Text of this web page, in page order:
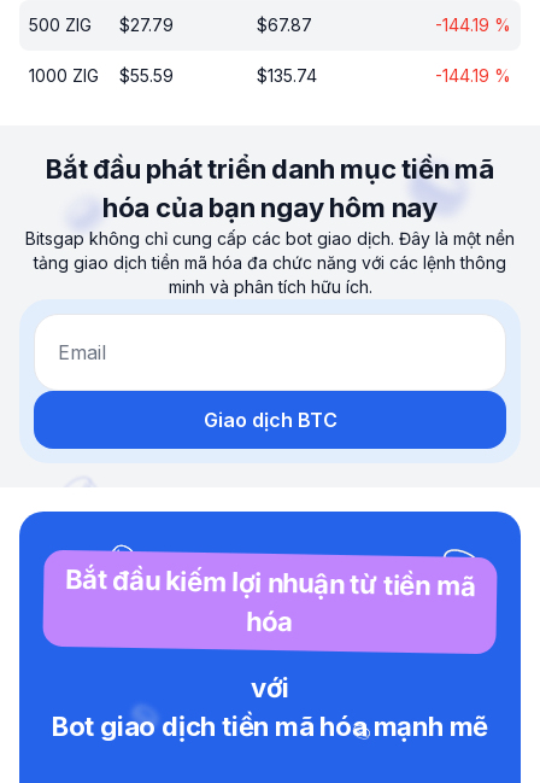
500 ZIG $27.79 $67.87 -144.19 %
1000 ZIG $55.59 $135.74 -144.19 %
Bắt đầu phát triển danh mục tiền mã
hóa của bạn ngay hôm nay
Bitsgap không chỉ cung cấp các bot giao dịch. Đây là một nền
tảng giao dịch tiền mã hóa đa chức năng với các lệnh thông
minh và phân tích hữu ích.
Email
Giao dịch BTC
Bắt đầu kiếm lợi nhuận từ tiền mã
hóa
với
Bot giao dịch tiền mã hóa mạnh mẽ